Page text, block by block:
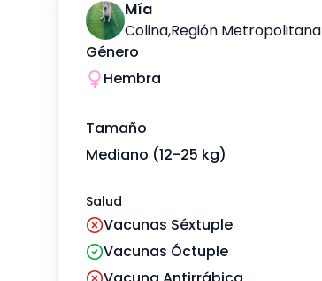
Mía
Colina,Región Metropolitana
Género
Hembra
Tamaño
Mediano (12-25 kg)
Salud
Vacunas Séxtuple
Vacunas Óctuple